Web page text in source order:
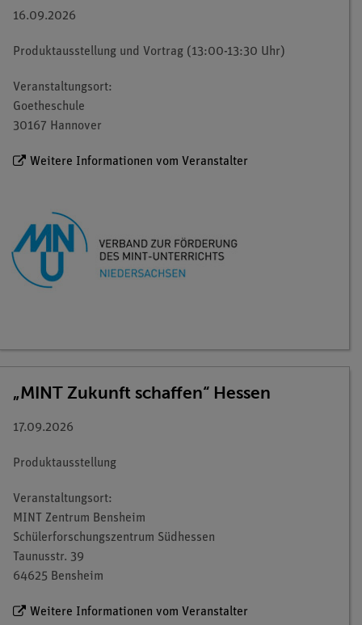
16.09.2026
Produktausstellung und Vortrag (13:00-13:30 Uhr)
Veranstaltungsort:
Goetheschule
30167 Hannover
Weitere Informationen vom Veranstalter
„MINT Zukunft schaffen“ Hessen
17.09.2026
Produktausstellung
Veranstaltungsort:
MINT Zentrum Bensheim
Schülerforschungszentrum Südhessen
Taunusstr. 39
64625 Bensheim
Weitere Informationen vom Veranstalter